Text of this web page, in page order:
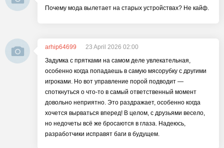
Почему мода вылетает на старых устройствах? Не кайф.
arhip64699
23 April 2026 02:00
Задумка с прятками на самом деле увлекательная,
особенно когда попадаешь в самую мясорубку с другими
игроками. Но вот управление порой подводит —
споткнуться о что-то в самый ответственный момент
довольно неприятно. Это раздражает, особенно когда
хочется вырваться вперед! В целом, с друзьями весело,
но недочеты всё же бросаются в глаза. Надеюсь,
разработчики исправят баги в будущем.